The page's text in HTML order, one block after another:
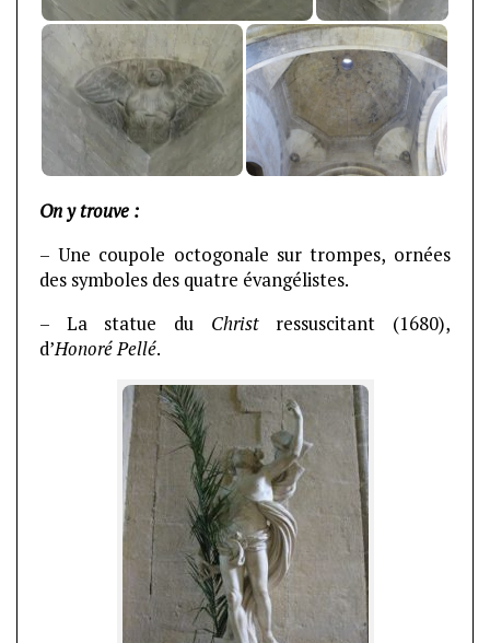
On y trouve :
– Une coupole octogonale sur trompes, ornées
des symboles des quatre évangélistes.
– La statue du Christressuscitant (1680),
d’Honoré Pellé.